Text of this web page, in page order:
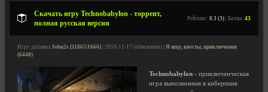
Скачать игру Technobabylon - торрент,
полная русская версия
Рейтинг: 8.3 (3) | Баллы: 43
Игру добавил John2s [11865|1666] | 2018-11-17 (обновлено) | Я ищу, квесты, приключения
(6440)
Technobabylon - приключенческая
игра выполненная в киберпанк